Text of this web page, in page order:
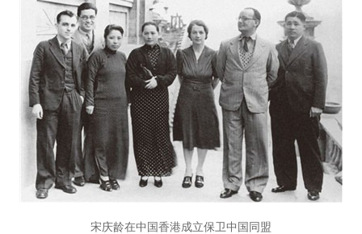
宋庆龄在中国香港成立保卫中国同盟